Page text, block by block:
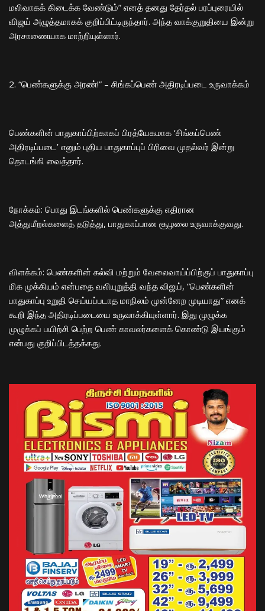
மலிவாகக் கிடைக்க வேண்டும்” எனத் தனது தேர்தல் பரப்புரையில்
விஜய் அழுத்தமாகக் குறிப்பிட்டிருந்தார். அந்த வாக்குறுதியை இன்று
அரசாணையாக மாற்றியுள்ளார்.
​2. “பெண்களுக்கு அரண்!” – சிங்கப்பெண் அதிரடிப்படை உருவாக்கம்
​பெண்களின் பாதுகாப்பிற்காகப் பிரத்யேகமாக ‘சிங்கப்பெண்
அதிரடிப்படை’ எனும் புதிய பாதுகாப்புப் பிரிவை முதல்வர் இன்று
தொடங்கி வைத்தார்.
​நோக்கம்: பொது இடங்களில் பெண்களுக்கு எதிரான
அத்துமீறல்களைத் தடுத்து, பாதுகாப்பான சூழலை உருவாக்குவது.
​விளக்கம்: பெண்களின் கல்வி மற்றும் வேலைவாய்ப்பிற்குப் பாதுகாப்பு
மிக முக்கியம் என்பதை வலியுறுத்தி வந்த விஜய், “பெண்களின்
பாதுகாப்பு உறுதி செய்யப்படாத மாநிலம் முன்னேற முடியாது” எனக்
கூறி இந்த அதிரடிப்படையை உருவாக்கியுள்ளார். இது முழுக்க
முழுக்கப் பயிற்சி பெற்ற பெண் காவலர்களைக் கொண்டு இயங்கும்
என்பது குறிப்பிடத்தக்கது.